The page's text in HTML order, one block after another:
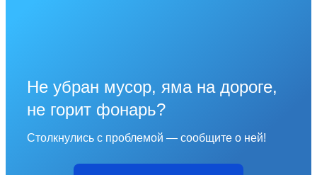
Не убран мусор, яма на дороге,
не горит фонарь?
Столкнулись с проблемой — сообщите о ней!